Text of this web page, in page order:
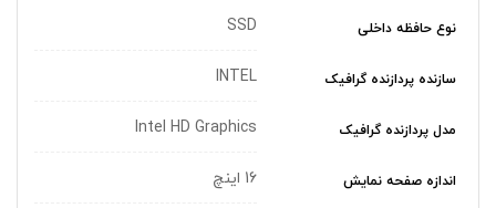
نوع حافظه داخلی SSD
سازنده پردازنده گرافیک INTEL
مدل پردازنده گرافیک Intel HD Graphics
اندازه صفحه نمایش 16 اینچ